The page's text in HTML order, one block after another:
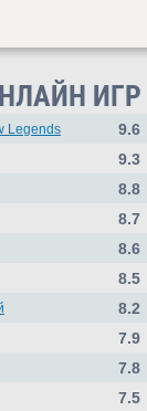
ИГР
Legends 9.6
9.3
8.8
8.7
8.6
8.5
8.2
7.9
7.8
7.5